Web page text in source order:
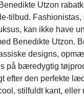
Utzon
tilbud. Fashionistas,
kan ikke have
Benedikte Utzon.
designs,
på bæredygtig
efter den perfekte
stilfuldt kant, eller